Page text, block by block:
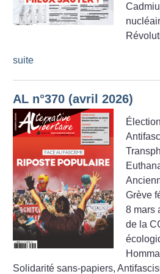
suite
AL n°370 (avril 2026)
Grève
8 mars
de la
Solidarité sans-papiers,